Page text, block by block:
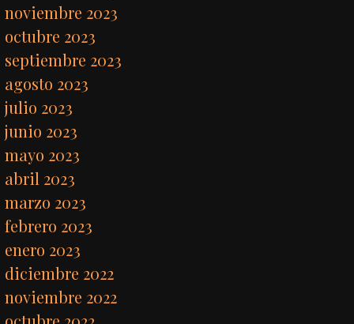
noviembre 2023
octubre 2023
septiembre 2023
agosto 2023
julio 2023
junio 2023
mayo 2023
abril 2023
marzo 2023
febrero 2023
enero 2023
diciembre 2022
noviembre 2022